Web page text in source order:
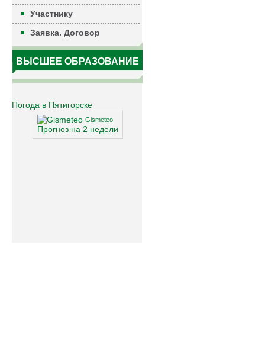
Участнику
Заявка. Договор
ВЫСШЕЕ ОБРАЗОВАНИЕ
Погода в Пятигорске
Gismeteo
Прогноз на 2 недели